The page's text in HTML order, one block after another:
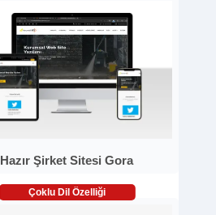
Hazır Şirket Sitesi Gora
Çoklu Dil Özelliği